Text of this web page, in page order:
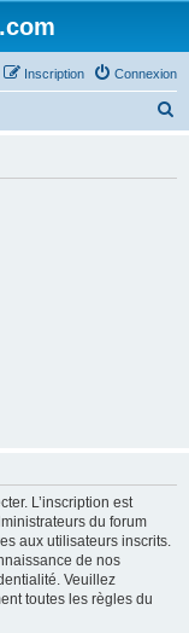
Connexion
Inscription
L’inscription est
du forum
aux utilisateurs inscrits.
de nos
Veuillez
toutes les règles du